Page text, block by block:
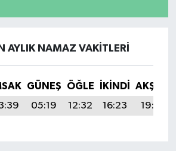
AYLIK NAMAZ VAKITLERI
GÜNEŞ ÖĞLE İKINDI
AKŞAM
05:19 12:32 16:23 19:35